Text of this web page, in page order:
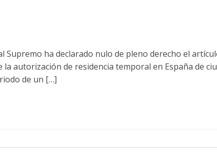
ha declarado nulo de pleno derecho el
autorización de residencia temporal en España de
de un […]